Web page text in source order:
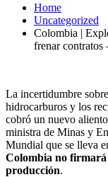
Home
Uncategorized
Colombia |
frenar contratos
La incertidumbre
hidrocarburos y los
cobró un nuevo
ministra de Minas y
Mundial que se lleva
Colombia no firmará
producción.